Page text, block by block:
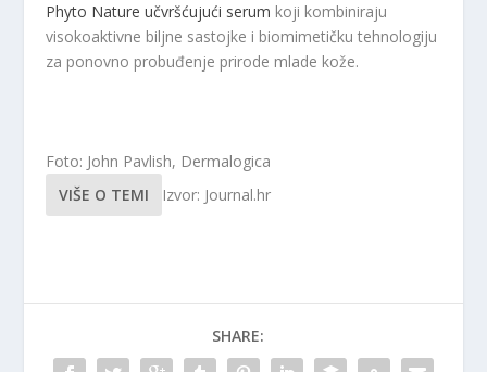
Phyto Nature učvršćujući serum koji kombiniraju
visokoaktivne biljne sastojke i biomimetičku tehnologiju
za ponovno probuđenje prirode mlade kože.
Foto: John Pavlish, Dermalogica
VIŠE O TEMI
Izvor: Journal.hr
SHARE: